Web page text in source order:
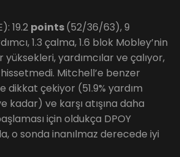
19.2 points(52/36/63), 9
1.3 çalma, 1.6 blok Mobley’nin
yardımcılar ve çalıyor,
Mitchell’e benzer
dikkat çekiyor (51.9% yardım
kadar) ve karşı atışına daha
için oldukça DPOY
o sonda inanılmaz derecede iyi